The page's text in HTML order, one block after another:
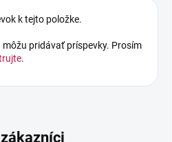
k tejto položke.
pridávať príspevky. Prosím
.